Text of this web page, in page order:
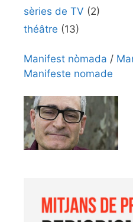
sèries de TV (2)
théâtre (13)
Manifest nòmada /
Manifeste nomade